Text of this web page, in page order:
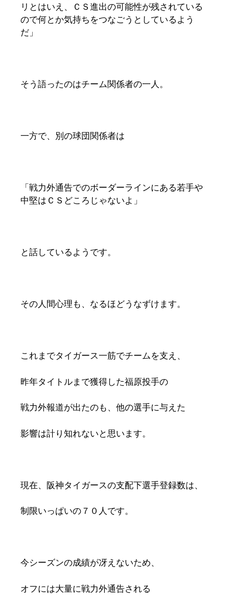
リとはいえ、ＣＳ進出の可能性が残されている
ので何とか気持ちをつなごうとしているよう
だ」
そう語ったのはチーム関係者の一人。
一方で、別の球団関係者は
「戦力外通告でのボーダーラインにある若手や
中堅はＣＳどころじゃないよ」
と話しているようです。
その人間心理も、なるほどうなずけます。
これまでタイガース一筋でチームを支え、
昨年タイトルまで獲得した福原投手の
戦力外報道が出たのも、他の選手に与えた
影響は計り知れないと思います。
現在、阪神タイガースの支配下選手登録数は、
制限いっぱいの７０人です。
今シーズンの成績が冴えないため、
オフには大量に戦力外通告される